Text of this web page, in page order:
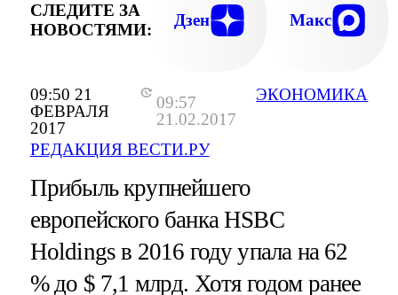
09:50 21
ФЕВРАЛЯ
2017
09:57
21.02.2017
РЕДАКЦИЯ ВЕСТИ.РУ
ЭКОНОМИКА
СЛЕДИТЕ ЗА
НОВОСТЯМИ:
Дзен Макс
Прибыль крупнейшего
европейского банка HSBC
Holdings в 2016 году упала на 62
% до $ 7,1 млрд. Хотя годом ранее